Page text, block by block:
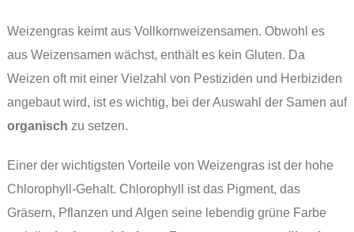
Weizengras keimt aus Vollkornweizensamen. Obwohl es
aus Weizensamen wächst, enthält es kein Gluten. Da
Weizen oft mit einer Vielzahl von Pestiziden und Herbiziden
angebaut wird, ist es wichtig, bei der Auswahl der Samen auf
organisch zu setzen.
Einer der wichtigsten Vorteile von Weizengras ist der hohe
Chlorophyll-Gehalt. Chlorophyll ist das Pigment, das
Gräsern, Pflanzen und Algen seine lebendig grüne Farbe